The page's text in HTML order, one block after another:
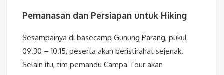
Pemanasan dan Persiapan untuk Hiking
Sesampainya di basecamp Gunung Parang, pukul
09.30 – 10.15, peserta akan beristirahat sejenak.
Selain itu, tim pemandu Campa Tour akan